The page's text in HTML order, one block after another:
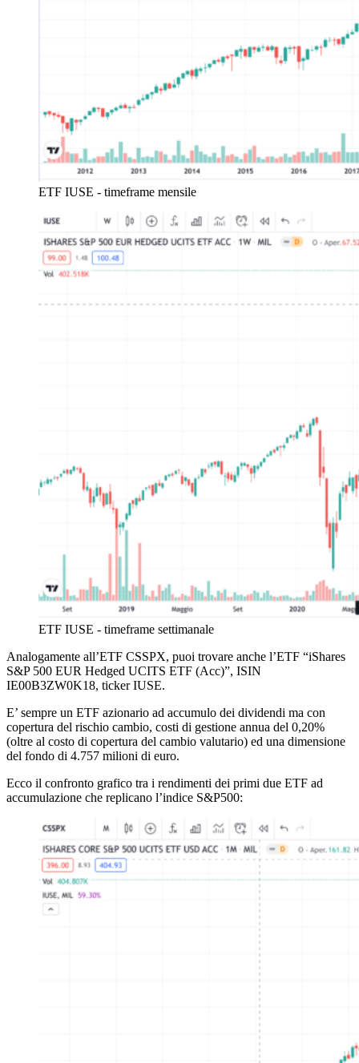
ETF IUSE - timeframe mensile
ETF IUSE - timeframe settimanale
Analogamente all’ETF CSSPX, puoi trovare anche l’ETF “iShares
S&P 500 EUR Hedged UCITS ETF (Acc)”, ISIN
IE00B3ZW0K18, tickerIUSE.
E’ sempre un ETF azionario ad accumulo dei dividendi ma con
copertura del rischio cambio, costi di gestione annua del 0,20%
(oltre al costo di copertura del cambio valutario) ed una dimensione
del fondo di 4.757 milioni di euro.
Ecco il confronto grafico tra i rendimenti dei primi due ETF ad
accumulazione che replicano l’indice S&P500: